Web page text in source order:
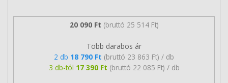
20 090 Ft (bruttó 25 514 Ft)
Több darabos ár
2 db 18 790 Ft (bruttó 23 863 Ft) / db
3 db-tól 17 390 Ft (bruttó 22 085 Ft) / db